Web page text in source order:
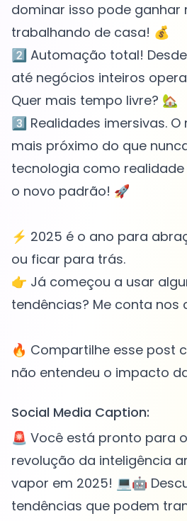
dominar isso pode ganhar
trabalhando de casa! 💰
2️⃣ Automação total!
até negócios inteiros
Quer mais tempo livre? 🏡
3️⃣ Realidades imersivas.
mais próximo do que
tecnologia como
o novo padrão! 🚀
⚡ 2025 é o ano para
ou ficar para trás.
👉 Já começou a usar
tendências? Me conta nos
🔥 Compartilhe esse post
Social Media Caption:
🚨 Você está pronto para
revolução da inteligência
vapor em 2025! 💻🤖
tendências que podem